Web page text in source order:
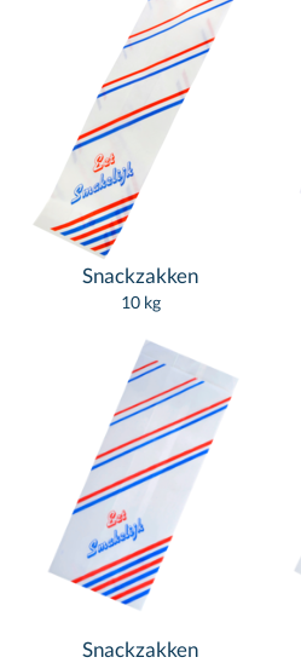
Snackzakken
10 kg
Snackzakken